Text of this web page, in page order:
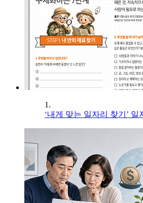
1.
‘내게 맞는 일자리 찾기’ 일